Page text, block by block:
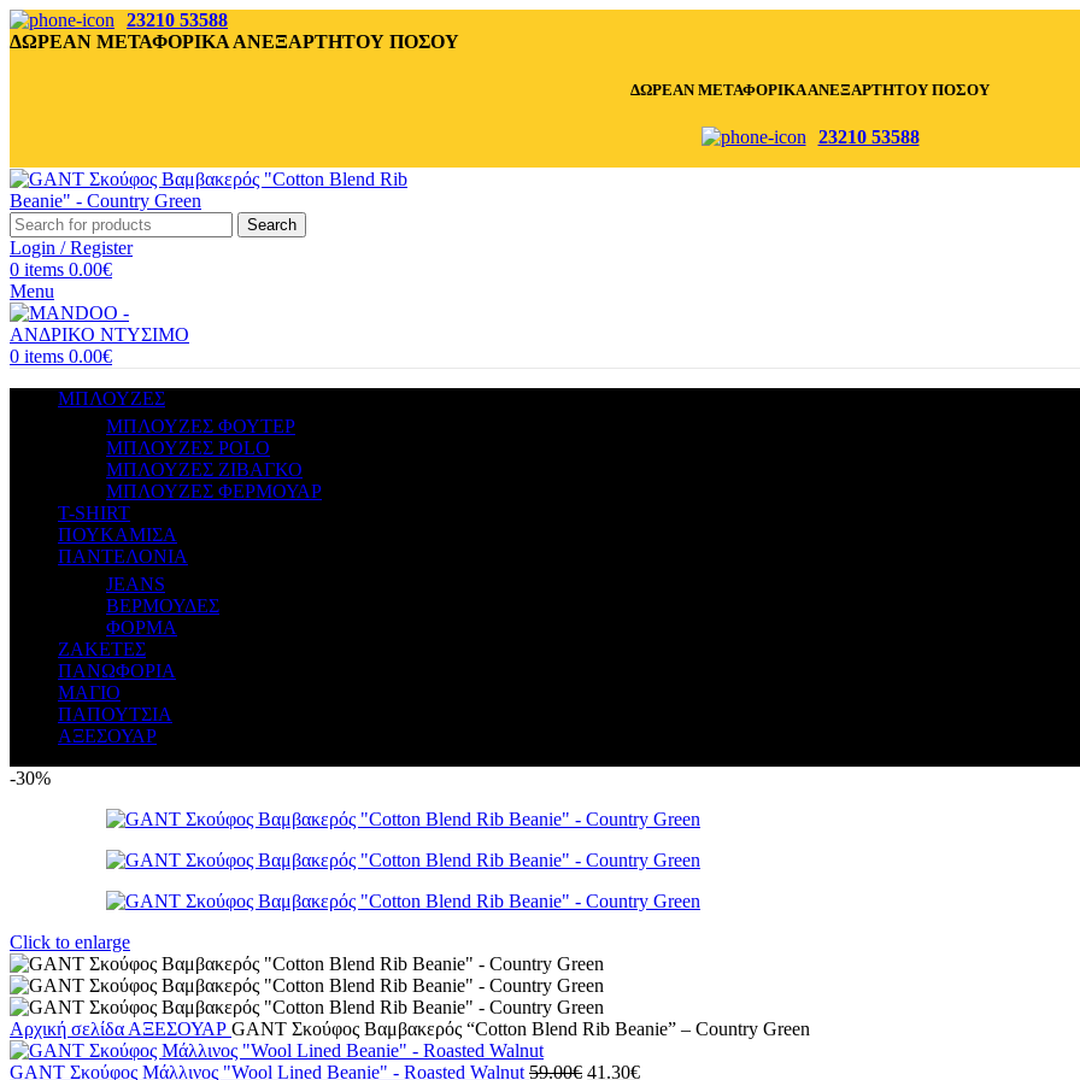
23210 53588
ΔΩΡΕΑΝ ΜΕΤΑΦΟΡΙΚΑ ΑΝΕΞΑΡΤΗΤΟΥ ΠΟΣΟΥ
ΔΩΡΕΑΝ ΜΕΤΑΦΟΡΙΚΑ ΑΝΕΞΑΡΤΗΤΟΥ ΠΟΣΟΥ
23210 53588
Search
Login / Register
0 items 0.00€
Menu
0 items 0.00€
ΜΠΛΟΥΖΕΣ
ΜΠΛΟΥΖΕΣ ΦΟΥΤΕΡ
ΜΠΛΟΥΖΕΣ POLO
ΜΠΛΟΥΖΕΣ ΖΙΒΑΓΚΟ
ΜΠΛΟΥΖΕΣ ΦΕΡΜΟΥΑΡ
T-SHIRT
ΠΟΥΚΑΜΙΣΑ
ΠΑΝΤΕΛΟΝΙΑ
JEANS
ΒΕΡΜΟΥΔΕΣ
ΦΟΡΜΑ
ΖΑΚΕΤΕΣ
ΠΑΝΩΦΟΡΙΑ
ΜΑΓΙΟ
ΠΑΠΟΥΤΣΙΑ
ΑΞΕΣΟΥΑΡ
-30%
Click to enlarge
Αρχική σελίδα ΑΞΕΣΟΥΑΡ GANT Σκούφος Βαμβακερός “Cotton Blend Rib Beanie” – Country Green
GANT Σκούφος Μάλλινος "Wool Lined Beanie" - Roasted Walnut 59.00€ Original
41.30€Η